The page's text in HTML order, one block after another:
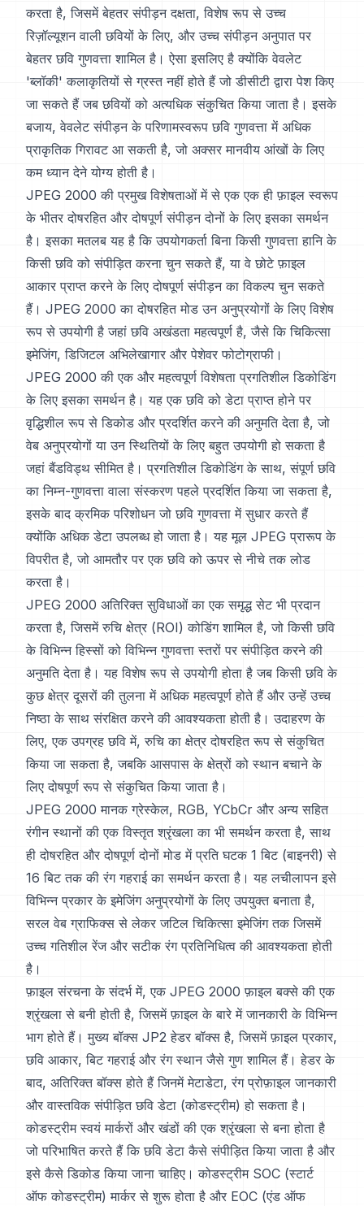
करता है, जिसमें बेहतर संपीड़न दक्षता, विशेष रूप से उच्च
रिज़ॉल्यूशन वाली छवियों के लिए, और उच्च संपीड़न अनुपात पर
बेहतर छवि गुणवत्ता शामिल है। ऐसा इसलिए है क्योंकि वेवलेट
'ब्लॉकी' कलाकृतियों से ग्रस्त नहीं होते हैं जो डीसीटी द्वारा पेश किए
जा सकते हैं जब छवियों को अत्यधिक संकुचित किया जाता है। इसके
बजाय, वेवलेट संपीड़न के परिणामस्वरूप छवि गुणवत्ता में अधिक
प्राकृतिक गिरावट आ सकती है, जो अक्सर मानवीय आंखों के लिए
कम ध्यान देने योग्य होती है।
JPEG 2000 की प्रमुख विशेषताओं में से एक एक ही फ़ाइल स्वरूप
के भीतर दोषरहित और दोषपूर्ण संपीड़न दोनों के लिए इसका समर्थन
है। इसका मतलब यह है कि उपयोगकर्ता बिना किसी गुणवत्ता हानि के
किसी छवि को संपीड़ित करना चुन सकते हैं, या वे छोटे फ़ाइल
आकार प्राप्त करने के लिए दोषपूर्ण संपीड़न का विकल्प चुन सकते
हैं। JPEG 2000 का दोषरहित मोड उन अनुप्रयोगों के लिए विशेष
रूप से उपयोगी है जहां छवि अखंडता महत्वपूर्ण है, जैसे कि चिकित्सा
इमेजिंग, डिजिटल अभिलेखागार और पेशेवर फोटोग्राफी।
JPEG 2000 की एक और महत्वपूर्ण विशेषता प्रगतिशील डिकोडिंग
के लिए इसका समर्थन है। यह एक छवि को डेटा प्राप्त होने पर
वृद्धिशील रूप से डिकोड और प्रदर्शित करने की अनुमति देता है, जो
वेब अनुप्रयोगों या उन स्थितियों के लिए बहुत उपयोगी हो सकता है
जहां बैंडविड्थ सीमित है। प्रगतिशील डिकोडिंग के साथ, संपूर्ण छवि
का निम्न-गुणवत्ता वाला संस्करण पहले प्रदर्शित किया जा सकता है,
इसके बाद क्रमिक परिशोधन जो छवि गुणवत्ता में सुधार करते हैं
क्योंकि अधिक डेटा उपलब्ध हो जाता है। यह मूल JPEG प्रारूप के
विपरीत है, जो आमतौर पर एक छवि को ऊपर से नीचे तक लोड
करता है।
JPEG 2000 अतिरिक्त सुविधाओं का एक समृद्ध सेट भी प्रदान
करता है, जिसमें रुचि क्षेत्र (ROI) कोडिंग शामिल है, जो किसी छवि
के विभिन्न हिस्सों को विभिन्न गुणवत्ता स्तरों पर संपीड़ित करने की
अनुमति देता है। यह विशेष रूप से उपयोगी होता है जब किसी छवि के
कुछ क्षेत्र दूसरों की तुलना में अधिक महत्वपूर्ण होते हैं और उन्हें उच्च
निष्ठा के साथ संरक्षित करने की आवश्यकता होती है। उदाहरण के
लिए, एक उपग्रह छवि में, रुचि का क्षेत्र दोषरहित रूप से संकुचित
किया जा सकता है, जबकि आसपास के क्षेत्रों को स्थान बचाने के
लिए दोषपूर्ण रूप से संकुचित किया जाता है।
JPEG 2000 मानक ग्रेस्केल, RGB, YCbCr और अन्य सहित
रंगीन स्थानों की एक विस्तृत श्रृंखला का भी समर्थन करता है, साथ
ही दोषरहित और दोषपूर्ण दोनों मोड में प्रति घटक 1 बिट (बाइनरी) से
16 बिट तक की रंग गहराई का समर्थन करता है। यह लचीलापन इसे
विभिन्न प्रकार के इमेजिंग अनुप्रयोगों के लिए उपयुक्त बनाता है,
सरल वेब ग्राफिक्स से लेकर जटिल चिकित्सा इमेजिंग तक जिसमें
उच्च गतिशील रेंज और सटीक रंग प्रतिनिधित्व की आवश्यकता होती
है।
फ़ाइल संरचना के संदर्भ में, एक JPEG 2000 फ़ाइल बक्से की एक
श्रृंखला से बनी होती है, जिसमें फ़ाइल के बारे में जानकारी के विभिन्न
भाग होते हैं। मुख्य बॉक्स JP2 हेडर बॉक्स है, जिसमें फ़ाइल प्रकार,
छवि आकार, बिट गहराई और रंग स्थान जैसे गुण शामिल हैं। हेडर के
बाद, अतिरिक्त बॉक्स होते हैं जिनमें मेटाडेटा, रंग प्रोफ़ाइल जानकारी
और वास्तविक संपीड़ित छवि डेटा (कोडस्ट्रीम) हो सकता है।
कोडस्ट्रीम स्वयं मार्करों और खंडों की एक श्रृंखला से बना होता है
जो परिभाषित करते हैं कि छवि डेटा कैसे संपीड़ित किया जाता है और
इसे कैसे डिकोड किया जाना चाहिए। कोडस्ट्रीम SOC (स्टार्ट
ऑफ कोडस्ट्रीम) मार्कर से शुरू होता है और EOC (एंड ऑफ